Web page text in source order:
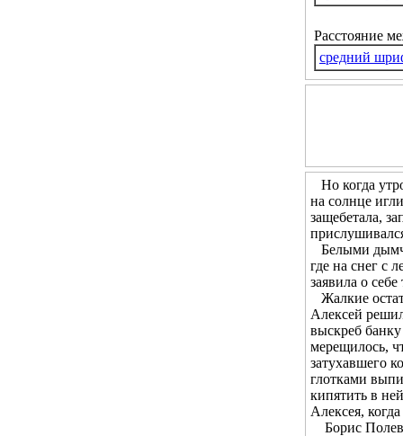
Расстояние
средний
Но когда
на солнце
защебетала,
Белыми
где на снег с
заявила о
Жалкие
Алексей
выскреб
мерещилось,
затухавшего
глотками
кипятить в
Алексея,
Борис